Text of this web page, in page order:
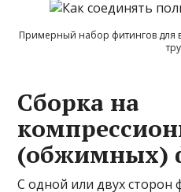
Примерный набор фитингов для
Сборка на
(обжимных)
С одной или двух сторон